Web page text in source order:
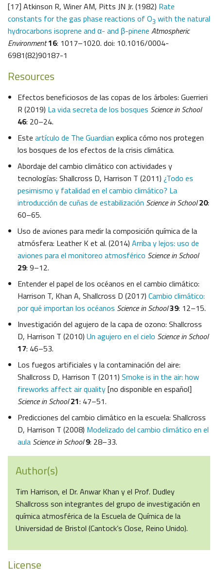
[17] Atkinson R, Winer AM, Pitts JN Jr. (1982) Rate
constants for the gas phase reactions of O3 with the natural
hydrocarbons isoprene and α- and β-pinene Atmospheric
Environment16: 1017–1020. doi: 10.1016/0004-
6981(82)90187-1
Resources
Efectos beneficiosos de las copas de los árboles: Guerrieri
R (2019) La vida secreta de los bosques Science in School
46: 20–24.
Este artículo de The Guardian explica cómo nos protegen
los bosques de los efectos de la crisis climática.
Abordaje del cambio climático con actividades y
tecnologías: Shallcross D, Harrison T (2011) ¿Todo es
pesimismo y fatalidad en el cambio climático? La
introducción de cuñas de estabilización Science in School20:
60–65.
Uso de aviones para medir la composición química de la
atmósfera: Leather K et al. (2014) Arriba y lejos: uso de
aviones para el monitoreo atmosférico Science in School
29: 9–12.
Entender el papel de los océanos en el cambio climático:
Harrison T, Khan A, Shallcross D (2017) Cambio climático:
por qué importan los océanos Science in School39: 12–15.
Investigación del agujero de la capa de ozono: Shallcross
D, Harrison T (2010) Un agujero en el cielo Science in School
17: 46–53.
Los fuegos artificiales y la contaminación del aire:
Shallcross D, Harrison T (2011) Smoke is in the air: how
fireworks affect air quality[no disponible en español]
Science in School21: 47–51.
Predicciones del cambio climático en la escuela: Shallcross
D, Harrison T (2008) Modelizado del cambio climático en el
aula Science in School9: 28–33.
Author(s)
Tim Harrison, el Dr. Anwar Khan y el Prof. Dudley
Shallcross son integrantes del grupo de investigación en
química atmosférica de la Escuela de Química de la
Universidad de Bristol (Cantock’s Close, Reino Unido).
License